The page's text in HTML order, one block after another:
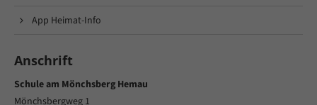
App Heimat-Info
Anschrift
Schule am Mönchsberg Hemau
Mönchsbergweg 1